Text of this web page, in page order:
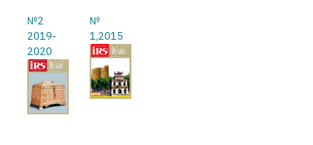
№2
2019-
2020
№
1,2015